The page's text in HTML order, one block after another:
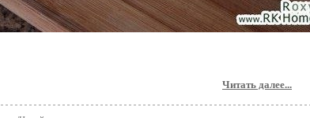
Читать далее...